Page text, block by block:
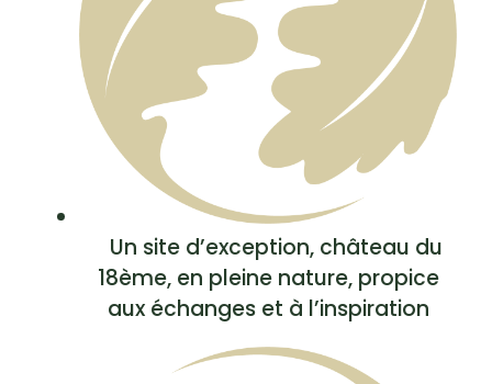
Un site d’exception, château du
18ème, en pleine nature, propice
aux échanges et à l’inspiration